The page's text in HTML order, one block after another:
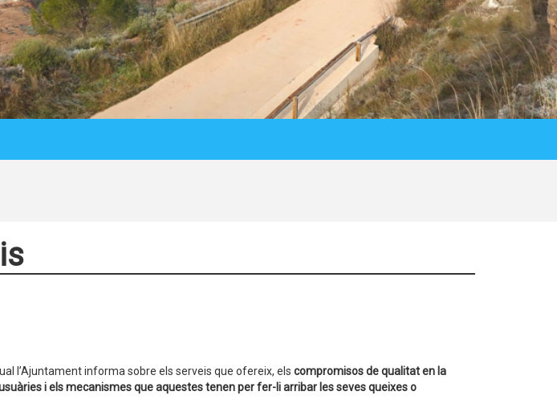
l’Ajuntament informa sobre els serveis que ofereix, els compromisos de qualitat en la
i els mecanismes que aquestes tenen per fer-li arribar les seves queixes o